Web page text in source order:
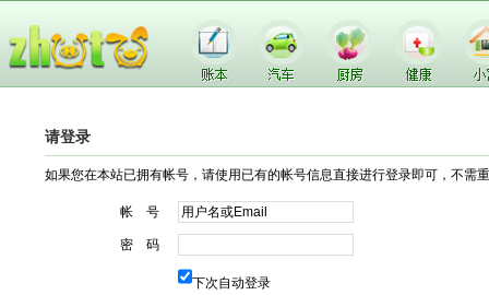
请登录
如果您在本站已拥有帐号，请使用已有的帐号信息直接进行登录即可，不需
帐 号
密 码
下次自动登录